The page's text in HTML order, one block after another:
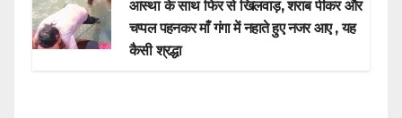
आस्था के साथ फिर से खिलवाड़, शराब पीकर और
चप्पल पहनकर माँ गंगा में नहाते हुए नजर आए , यह
कैसी श्रद्धा